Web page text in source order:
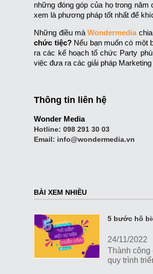
những đóng góp của họ trong
xem là phương pháp tốt nhất để
Những điều màWondermediachia
chức tiệc?Nếu bạn muốn có một
ra các kế hoạch tổ chức Party
việc đưa ra các giải pháp
Thông tin liên hệ
Wonder Media
Hotline:098 291 30 03
Email: info@wondermedia.vn
BÀI XEM NHIỀU
5 bước hô
24/11/2022
Thành công
quy trình